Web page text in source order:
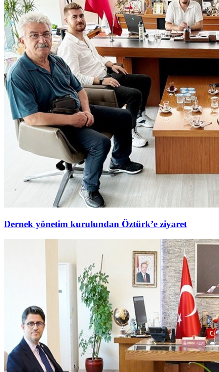
Dernek yönetim kurulundan Öztürk’e ziyaret